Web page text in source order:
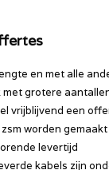
en met alle
grotere
vrijblijvend een
worden
levertijd
kabels zijn